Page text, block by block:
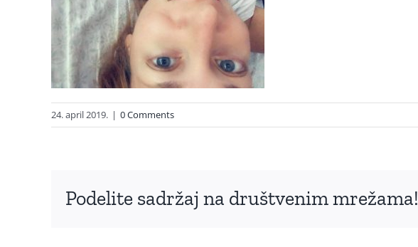
24. april 2019. | 0 Comments
Podelite sadržaj na društvenim mrežama!